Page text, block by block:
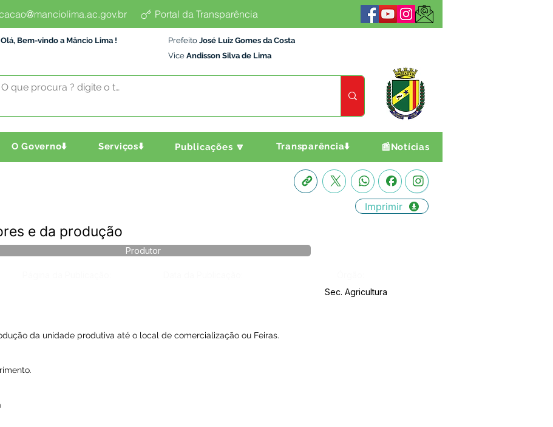
Portal da Transparência
Olá, Bem-vindo a Mâncio Lima ! Prefeito José Luiz Gomes da Costa
Vice Andisson Silva de Lima
O Governo⬇️ Serviços⬇️ Publicações 🔽 Transparência⬇️ 📰Notícias
Imprimir
e da produção
Produtor
Sec. Agricultura
da unidade produtiva até o local de comercialização ou Feiras.